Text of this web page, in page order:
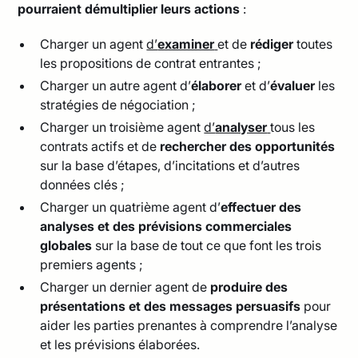
pourraient démultiplier leurs actions :
Charger un agentd’examiner et de rédigertoutes
les propositions de contrat entrantes ;
Charger un autre agent d’élaboreret d’évaluer les
stratégies de négociation ;
Charger un troisième agentd’analyser tous les
contrats actifs et de rechercher des opportunités
sur la base d’étapes, d’incitations et d’autres
données clés ;
Charger un quatrième agent d’effectuer des
analyses et des prévisions commerciales
globales sur la base de tout ce que font les trois
premiers agents ;
Charger un dernier agent de produire des
présentations et des messages persuasifs pour
aider les parties prenantes à comprendre l’analyse
et les prévisions élaborées.